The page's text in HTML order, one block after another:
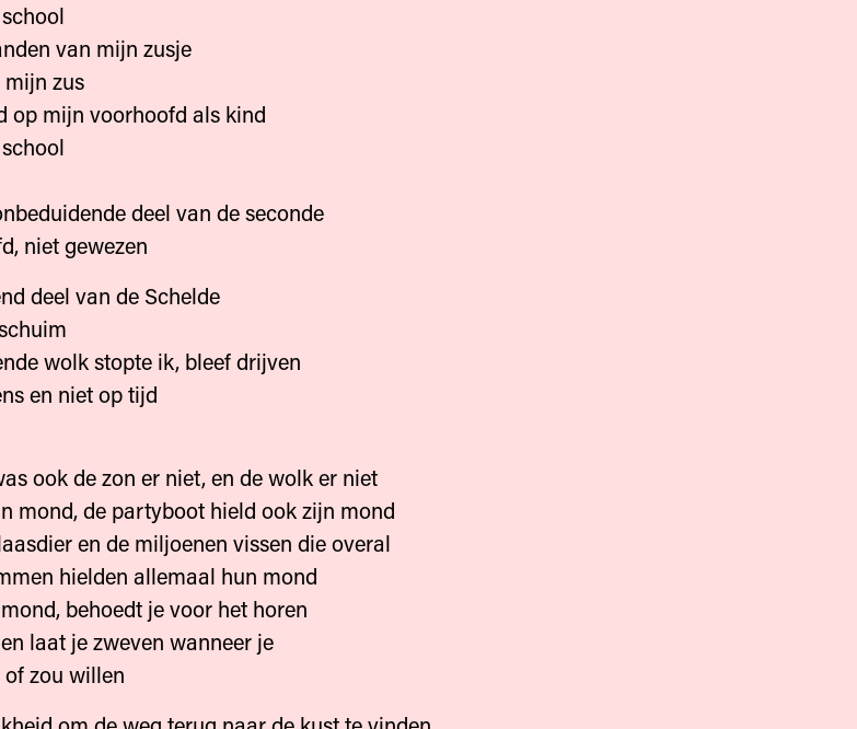
van mijn zusje
mijn zus
op mijn voorhoofd als kind
deel van de seconde
niet gewezen
deel van de Schelde
wolk stopte ik, bleef drijven
en niet op tijd
ook de zon er niet, en de wolk er niet
mond, de partyboot hield ook zijn mond
en de miljoenen vissen die overal
hielden allemaal hun mond
behoedt je voor het horen
laat je zweven wanneer je
zou willen